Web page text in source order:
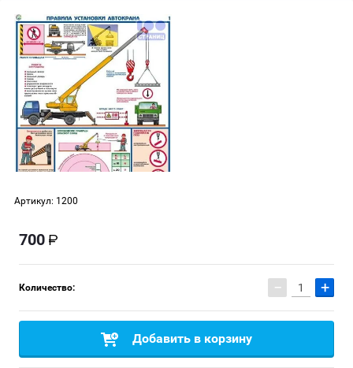
Артикул: 1200
700
Количество: − +
Добавить в корзину